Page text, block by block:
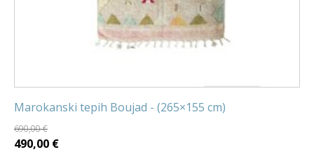
Marokanski tepih Boujad - (265×155 cm)
690,00€
Izvorna
490,00 €Trenutna